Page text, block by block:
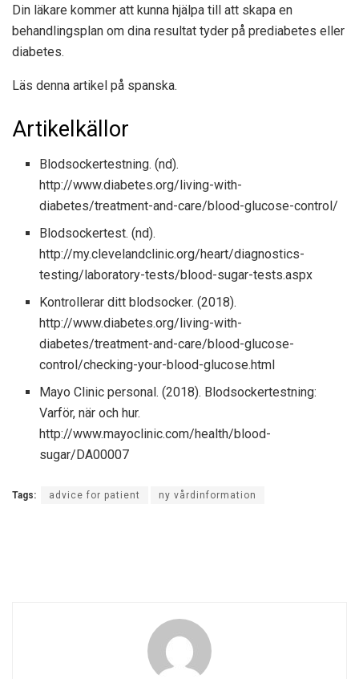
Din läkare kommer att kunna hjälpa till att skapa en
behandlingsplan om dina resultat tyder på prediabetes eller
diabetes.
Läs denna artikel på spanska.
Artikelkällor
Blodsockertestning. (nd).
http://www.diabetes.org/living-with-
diabetes/treatment-and-care/blood-glucose-control/
Blodsockertest. (nd).
http://my.clevelandclinic.org/heart/diagnostics-
testing/laboratory-tests/blood-sugar-tests.aspx
Kontrollerar ditt blodsocker. (2018).
http://www.diabetes.org/living-with-
diabetes/treatment-and-care/blood-glucose-
control/checking-your-blood-glucose.html
Mayo Clinic personal. (2018). Blodsockertestning:
Varför, när och hur.
http://www.mayoclinic.com/health/blood-
sugar/DA00007
Tags: advice for patient ny vårdinformation